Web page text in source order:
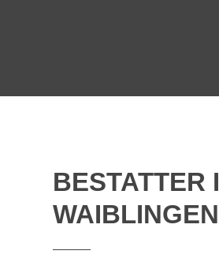
BESTATTER
WAIBLINGEN